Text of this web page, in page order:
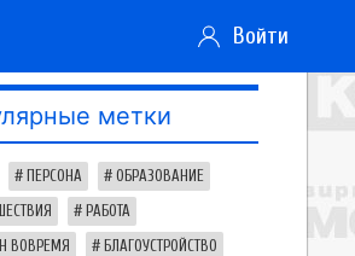
Войти
метки
ПЕРСОНА ОБРАЗОВАНИЕ
РАБОТА
ВОВРЕМЯ БЛАГОУСТРОЙСТВО